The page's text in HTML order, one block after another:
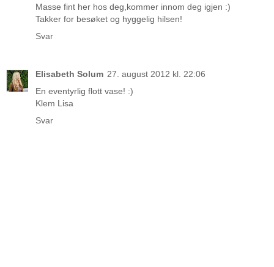
Masse fint her hos deg,kommer innom deg igjen :)
Takker for besøket og hyggelig hilsen!
Svar
Elisabeth Solum 27. august 2012 kl. 22:06
En eventyrlig flott vase! :)
Klem Lisa
Svar